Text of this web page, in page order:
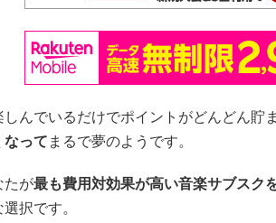
んでいるだけでポイントがどんどん貯
なって まるで夢のようです。
たが最も費用対効果が高い音楽サブスク
択です。